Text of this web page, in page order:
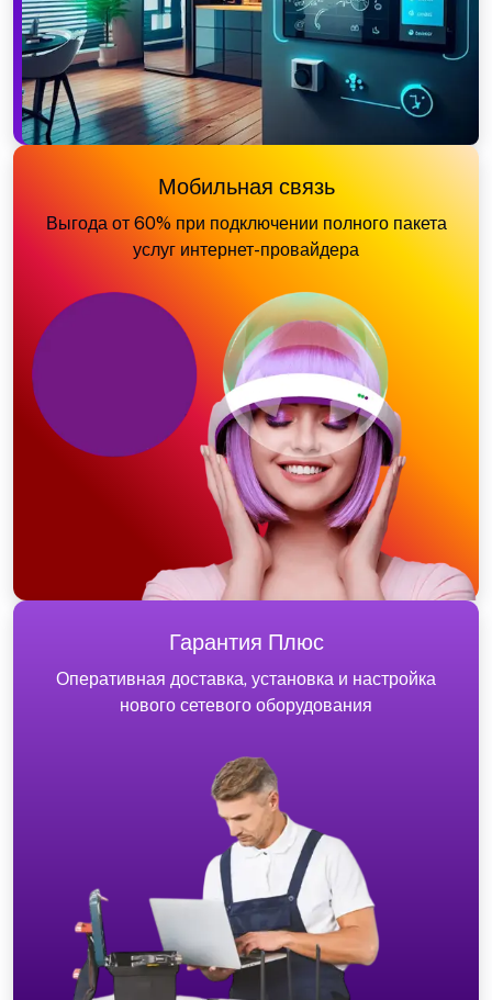
Мобильная связь
Выгода от 60% при подключении полного пакета
услуг интернет-провайдера
Гарантия Плюс
Оперативная доставка, установка и настройка
нового сетевого оборудования